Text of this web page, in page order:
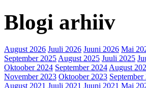
Blogi arhiiv
August 2026 Juuli 2026 Juuni 2026 Mai
September 2025 August 2025 Juuli 2025
Oktoober 2024 September 2024 August
November 2023 Oktoober 2023 September
August 2021 Juuli 2021 Juuni 2021 Mai